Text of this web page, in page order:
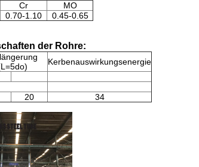
Cr
MO
0.70-1.10 0.45-0.65
der Rohre:
Kerbenauswirkungsenergie
20 34